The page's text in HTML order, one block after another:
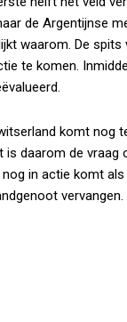
de Argentijnse
waarom. De
te komen.
komt nog
daarom de
in actie komt